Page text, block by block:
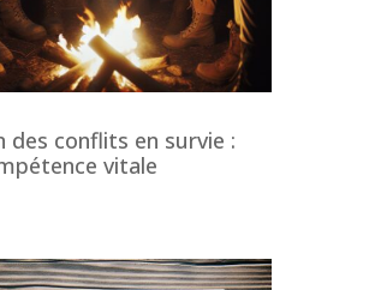
des conflits en survie :
vitale